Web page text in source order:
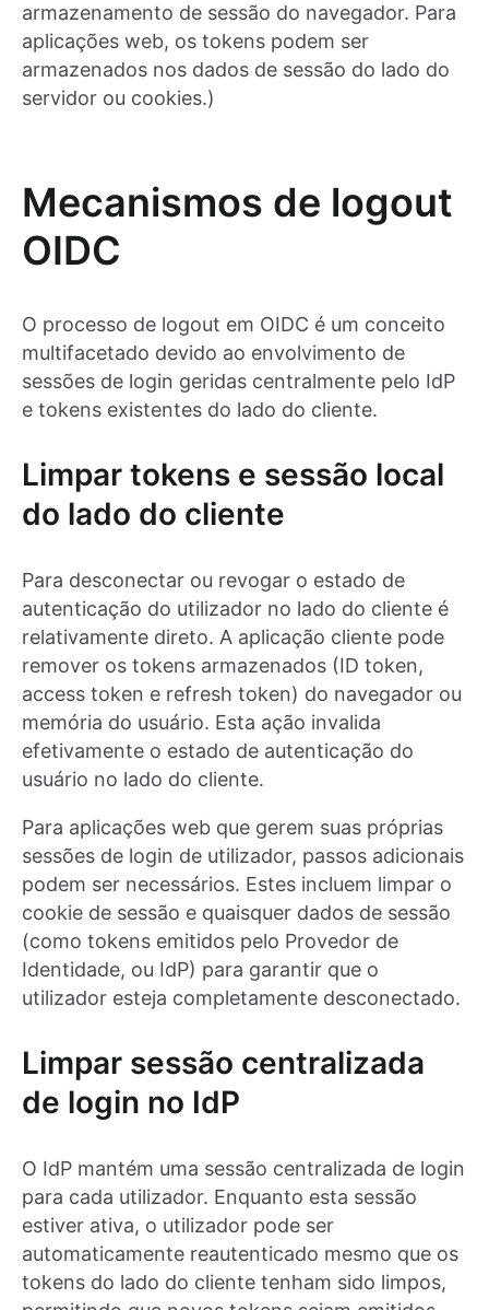
armazenamento de sessão do navegador. Para
aplicações web, os tokens podem ser
armazenados nos dados de sessão do lado do
servidor ou cookies.)
Mecanismos de logout
OIDC
O processo de logout em OIDC é um conceito
multifacetado devido ao envolvimento de
sessões de login geridas centralmente pelo IdP
e tokens existentes do lado do cliente.
Limpar tokens e sessão local
do lado do cliente
Para desconectar ou revogar o estado de
autenticação do utilizador no lado do cliente é
relativamente direto. A aplicação cliente pode
remover os tokens armazenados (ID token,
access token e refresh token) do navegador ou
memória do usuário. Esta ação invalida
efetivamente o estado de autenticação do
usuário no lado do cliente.
Para aplicações web que gerem suas próprias
sessões de login de utilizador, passos adicionais
podem ser necessários. Estes incluem limpar o
cookie de sessão e quaisquer dados de sessão
(como tokens emitidos pelo Provedor de
Identidade, ou IdP) para garantir que o
utilizador esteja completamente desconectado.
Limpar sessão centralizada
de login no IdP
O IdP mantém uma sessão centralizada de login
para cada utilizador. Enquanto esta sessão
estiver ativa, o utilizador pode ser
automaticamente reautenticado mesmo que os
tokens do lado do cliente tenham sido limpos,